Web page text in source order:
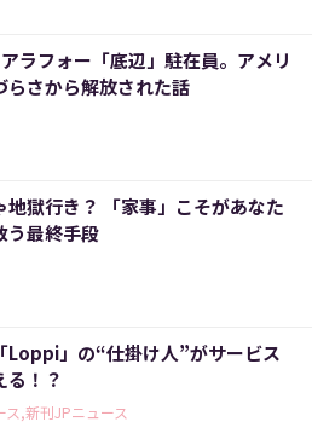
ラフォー「底辺」駐在員。アメリ
らさから解放された話
地獄行き？ 「家事」こそがあなた
う最終手段
Loppi」の“仕掛け人”がサービス
る！？
ス,新刊JPニュース